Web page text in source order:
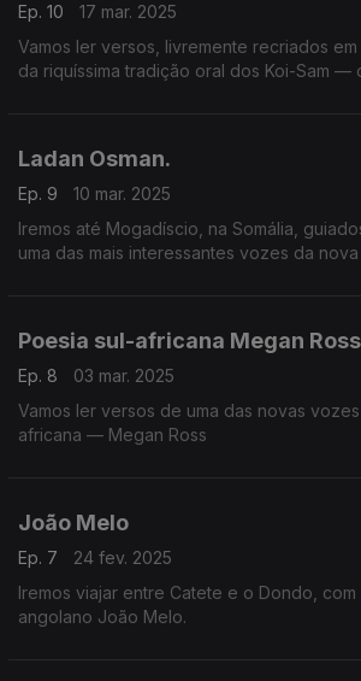
Ep. 10
17 mar. 2025
Vamos ler versos, livremente recriados em
da riquíssima tradição oral dos Koi-Sam —
Ladan Osman.
Ep. 9
10 mar. 2025
Iremos até Mogadíscio, na Somália,
uma das mais interessantes vozes da
Poesia sul-africana Megan Ross
Ep. 8
03 mar. 2025
Vamos ler versos de uma das novas
africana — Megan Ross
João Melo
Ep. 7
24 fev. 2025
Iremos viajar entre Catete e o Dondo,
angolano João Melo.